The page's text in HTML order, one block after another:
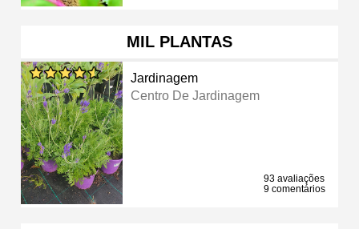
MIL PLANTAS
Jardinagem
Centro De Jardinagem
93 avaliações
9 comentários